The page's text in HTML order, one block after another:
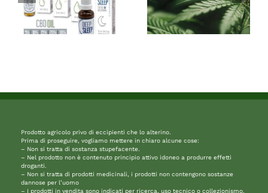
Prodotto agricolo privo di eccipienti che lo alterino.
Prima di proseguire, vogliamo mettere in chiaro alcune cose:
– Non si tratta di sostanza stupefacente.
– Nel prodotto non è contenuto principio attivo idoneo a produrre effetti
droganti.
– Non si tratta di prodotti medicinali, i prodotti non contengono sostanze
dannose per l’uomo
– I prodotti in vendita sono indicati per ricerca, uso tecnico o collezionismo.